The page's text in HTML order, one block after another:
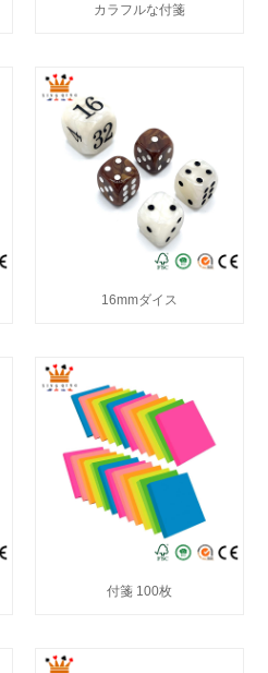
カラフルな付箋
16mmダイス
付箋 100枚